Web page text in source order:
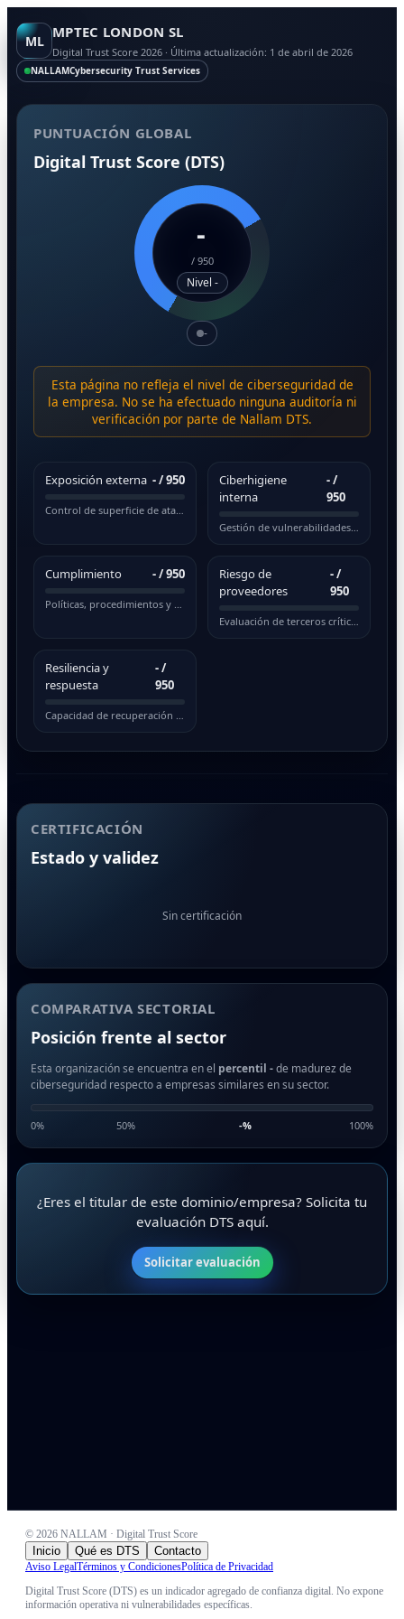
ML MPTEC LONDON SL
Digital Trust Score 2026 · Última actualización: 1 de abril de 2026
NALLAMCybersecurity Trust Services
PUNTUACIÓN GLOBAL
Digital Trust Score (DTS)
-
/ 950
Nivel -
-
Esta página no refleja el nivel de ciberseguridad de
la empresa. No se ha efectuado ninguna auditoría ni
verificación por parte de Nallam DTS.
Exposición externa -/ 950
Control de superficie de ataque pública
Ciberhigiene
interna
-/
950
Gestión de vulnerabilidades y actualizaciones
Cumplimiento -/ 950
Políticas, procedimientos y normativas
Riesgo de
proveedores
-/
950
Evaluación de terceros críticos
Resiliencia y
respuesta
-/
950
Capacidad de recuperación ante incidentes
CERTIFICACIÓN
Estado y validez
Sin certificación
COMPARATIVA SECTORIAL
Posición frente al sector
Esta organización se encuentra en el percentil -de madurez de
ciberseguridad respecto a empresas similares en su sector.
0% 50% -% 100%
¿Eres el titular de este dominio/empresa? Solicita tu
evaluación DTS aquí.
Solicitar evaluación
© 2026 NALLAM · Digital Trust Score
Inicio Qué es DTS Contacto
Aviso LegalTérminos y CondicionesPolítica de Privacidad
Digital Trust Score (DTS) es un indicador agregado de confianza digital. No expone
información operativa ni vulnerabilidades específicas.